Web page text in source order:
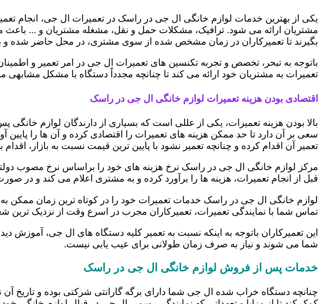
یکی از بهترین خدمات لوازم خانگی ال جی در راسک در تعمیرات ال جی،
مشتریان ارائه می شود. ترافیک، مشکلات حمل و نقل، مشغله مشتریان و ... باعث
بگیرند تا تعمیرکاران در زمان مشخص شده از سوی مشتری، در محل حاضر شده و
باتوجه به تبحر، تخصص و تجربه تکنسین های تعمیرات ال جی در امر تعمیر و
تعمیرات به مشتریان خود ارائه می کند تا چنانچه مجدداً دستگاه با مشکل
اقتصادی بودن هزینه تعمیرات لوازم خانگی ال جی در راسک
بالا بودن هزینه تعمیرات، یکی از عللی است که بسیاری از دارندگان لوازم
سعی بر آن دارد تا حد ممکن هزینه های تعمیرات را اقتصادی کرده و آن ها را
تعمیر آن اقدام کرده و چنانچه تعمیر نشود با پایین ترین قیمت نسبت به بازار،
مرکز لوازم خانگی ال جی در راسک نرخ هزینه های خود را براساس نرخ مصوب دولتی
قبل از انجام تعمیرات، هزینه ها را برآورد کرده و به مشتری اعلام می کند و در
لوازم خانگی ال جی در راسک خدمات تعمیرات خود را در کوتاه ترین زمان ممکن
تماس شما با نمایندگی تعمیرات، تعمیرکاران مجرب در اسرع وقت از نزدیک
این تعمیرکاران باتوجه به اینکه نسبت به تعمیر کلیه دستگاه های ال جی، آموزش
شما می شوند و نیاز به صرف زمان طولانی برای عیب یابی نیست.
خدمات پس از فروش لوازم خانگی ال جی در راسک
چنانچه دستگاه خراب شده ال جی شما دارای برگه گارانتی شرکتی بوده و تاریخ